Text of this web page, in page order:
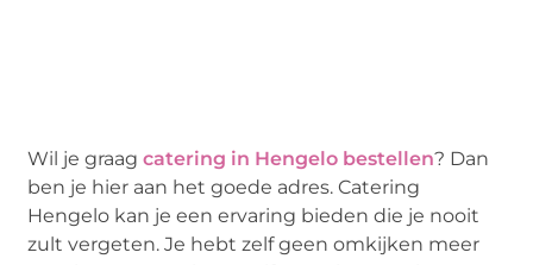
Wil je graagcatering in Hengelo bestellen? Dan
ben je hier aan het goede adres. Catering
Hengelo kan je een ervaring bieden die je nooit
zult vergeten. Je hebt zelf geen omkijken meer